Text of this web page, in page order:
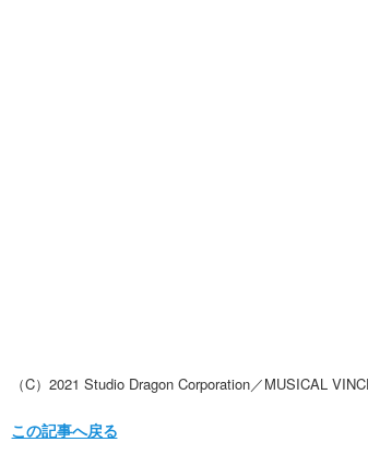
ショ
（C）2021 Studio Dragon Corporation／MUSICAL
この記事へ戻る